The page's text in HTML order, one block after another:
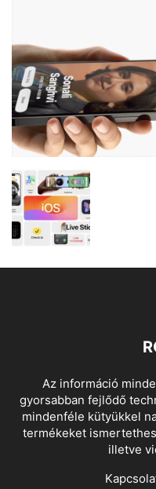
Az információ
gyorsabban fejlődő
mindenféle kütyükkel
termékeket
illetve